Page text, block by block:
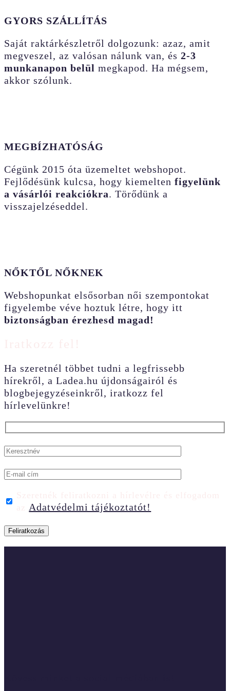
GYORS SZÁLLÍTÁS
Saját raktárkészletről dolgozunk: azaz, amit
megveszel, az valósan nálunk van, és 2-3
munkanapon belül megkapod. Ha mégsem,
akkor szólunk.
MEGBÍZHATÓSÁG
Cégünk 2015 óta üzemeltet webshopot.
Fejlődésünk kulcsa, hogy kiemelten figyelünk
a vásárlói reakciókra. Törődünk a
visszajelzéseddel.
NŐKTŐL NŐKNEK
Webshopunkat elsősorban női szempontokat
figyelembe véve hoztuk létre, hogy itt
biztonságban érezhesd magad!
Ha szeretnél többet tudni a legfrissebb
hírekről, a Ladea.hu újdonságairól és
blogbejegyzéseinkről, iratkozz fel
hírlevelünkre!
azAdatvédelmi tájékoztatót!